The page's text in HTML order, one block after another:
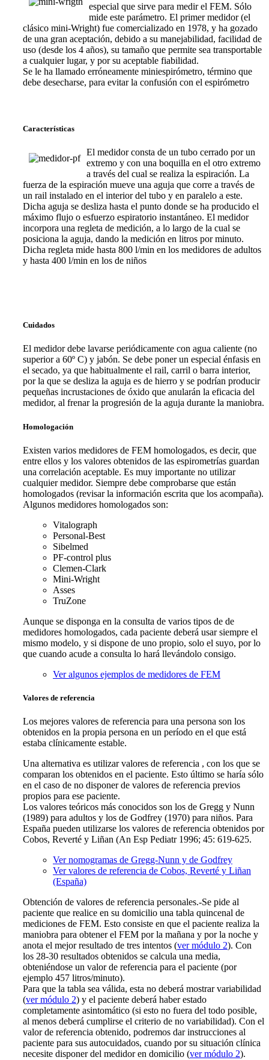
especial que sirve para medir el FEM. Sólo
mide este parámetro. El primer medidor (el
clásico mini-Wright) fue comercializado en 1978, y ha gozado
de una gran aceptación, debido a su manejabilidad, facilidad de
uso (desde los 4 años), su tamaño que permite sea transportable
a cualquier lugar, y por su aceptable fiabilidad.
Se le ha llamado erróneamente miniespirómetro, término que
debe desecharse, para evitar la confusión con el espirómetro
Características
El medidor consta de un tubo cerrado por un
extremo y con una boquilla en el otro extremo
a través del cual se realiza la espiración. La
fuerza de la espiración mueve una aguja que corre a través de
un rail instalado en el interior del tubo y en paralelo a este.
Dicha aguja se desliza hasta el punto donde se ha producido el
máximo flujo o esfuerzo espiratorio instantáneo. El medidor
incorpora una regleta de medición, a lo largo de la cual se
posiciona la aguja, dando la medición en litros por minuto.
Dicha regleta mide hasta 800 l/min en los medidores de adultos
y hasta 400 l/min en los de niños
Cuidados
El medidor debe lavarse periódicamente con agua caliente (no
superior a 60º C) y jabón. Se debe poner un especial énfasis en
el secado, ya que habitualmente el rail, carril o barra interior,
por la que se desliza la aguja es de hierro y se podrían producir
pequeñas incrustaciones de óxido que anularán la eficacia del
medidor, al frenar la progresión de la aguja durante la maniobra.
Homologación
Existen varios medidores de FEM homologados, es decir, que
entre ellos y los valores obtenidos de las espirometrías guardan
una correlación aceptable. Es muy importante no utilizar
cualquier medidor. Siempre debe comprobarse que están
homologados (revisar la información escrita que los acompaña).
Algunos medidores homologados son:
Vitalograph
Personal-Best
Sibelmed
PF-control plus
Clemen-Clark
Mini-Wright
Asses
TruZone
Aunque se disponga en la consulta de varios tipos de de
medidores homologados, cada paciente deberá usar siempre el
mismo modelo, y si dispone de uno propio, solo el suyo, por lo
que cuando acude a consulta lo hará llevándolo consigo.
Ver algunos ejemplos de medidores de FEM
Valores de referencia
Los mejores valores de referencia para una persona son los
obtenidos en la propia persona en un período en el que está
estaba clínicamente estable.
Una alternativa es utilizar valores de referencia , con los que se
comparan los obtenidos en el paciente. Esto último se haría sólo
en el caso de no disponer de valores de referencia previos
propios para ese paciente.
Los valores teóricos más conocidos son los de Gregg y Nunn
(1989) para adultos y los de Godfrey (1970) para niños. Para
España pueden utilizarse los valores de referencia obtenidos por
Cobos, Reverté y Liñan (An Esp Pediatr 1996; 45: 619-625.
Ver nomogramas de Gregg-Nunn y de Godfrey
Ver valores de referencia de Cobos, Reverté y Liñan
(España)
Obtención de valores de referencia personales.-Se pide al
paciente que realice en su domicilio una tabla quincenal de
mediciones de FEM. Esto consiste en que el paciente realiza la
maniobra para obtener el FEM por la mañana y por la noche y
anota el mejor resultado de tres intentos (ver módulo 2). Con
los 28-30 resultados obtenidos se calcula una media,
obteniéndose un valor de referencia para el paciente (por
ejemplo 457 litros/minuto).
Para que la tabla sea válida, esta no deberá mostrar variabilidad
(ver módulo 2) y el paciente deberá haber estado
completamente asintomático (si esto no fuera del todo posible,
al menos deberá cumplirse el criterio de no variabilidad). Con el
valor de referencia obtenido, podremos dar instrucciones al
paciente para sus autocuidados, cuando por su situación clínica
necesite disponer del medidor en domicilio (ver módulo 2).